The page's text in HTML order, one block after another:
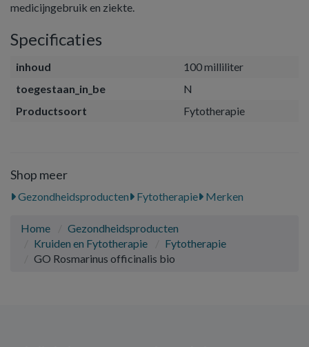
medicijngebruik en ziekte.
Specificaties
inhoud
100 milliliter
toegestaan_in_be
N
Productsoort
Fytotherapie
Shop meer
Gezondheidsproducten Fytotherapie Merken
Home
Gezondheidsproducten
Kruiden en Fytotherapie
Fytotherapie
GO Rosmarinus officinalis bio